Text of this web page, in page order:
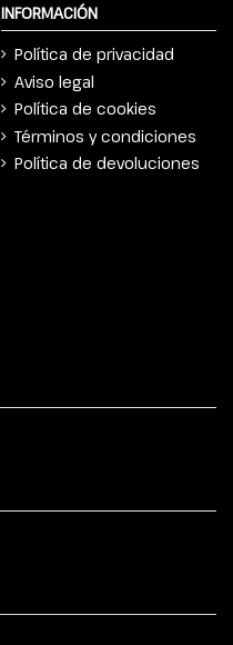
INFORMACIÓN
Política de privacidad
Aviso legal
Política de cookies
Términos y condiciones
Política de devoluciones